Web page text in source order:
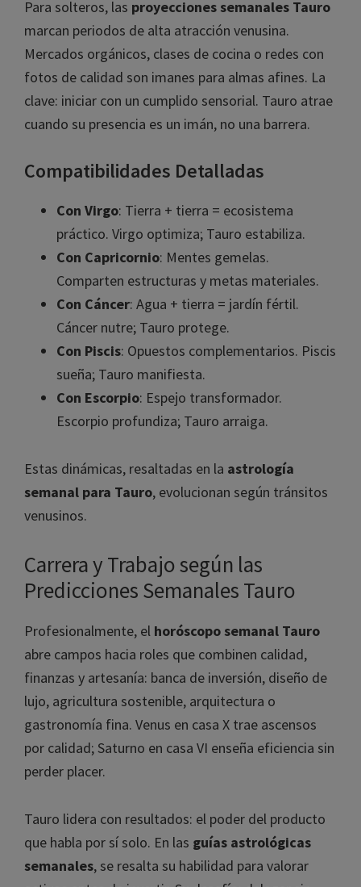
Para solteros, las proyecciones semanales Tauro
marcan periodos de alta atracción venusina.
Mercados orgánicos, clases de cocina o redes con
fotos de calidad son imanes para almas afines. La
clave: iniciar con un cumplido sensorial. Tauro atrae
cuando su presencia es un imán, no una barrera.
Compatibilidades Detalladas
Con Virgo: Tierra + tierra = ecosistema
práctico. Virgo optimiza; Tauro estabiliza.
Con Capricornio: Mentes gemelas.
Comparten estructuras y metas materiales.
Con Cáncer: Agua + tierra = jardín fértil.
Cáncer nutre; Tauro protege.
Con Piscis: Opuestos complementarios. Piscis
sueña; Tauro manifiesta.
Con Escorpio: Espejo transformador.
Escorpio profundiza; Tauro arraiga.
Estas dinámicas, resaltadas en la astrología
semanal para Tauro, evolucionan según tránsitos
venusinos.
Carrera y Trabajo según las
Predicciones Semanales Tauro
Profesionalmente, el horóscopo semanal Tauro
abre campos hacia roles que combinen calidad,
finanzas y artesanía: banca de inversión, diseño de
lujo, agricultura sostenible, arquitectura o
gastronomía fina. Venus en casa X trae ascensos
por calidad; Saturno en casa VI enseña eficiencia sin
perder placer.
Tauro lidera con resultados: el poder del producto
que habla por sí solo. En las guías astrológicas
semanales, se resalta su habilidad para valorar